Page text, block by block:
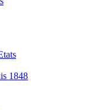
1848